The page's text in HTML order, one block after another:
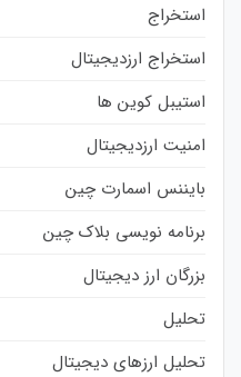
استخراج
استخراج ارزدیجیتال
استیبل کوین ها
امنیت ارزدیجیتال
بایننس اسمارت چین
برنامه نویسی بلاک چین
بزرگان ارز دیجیتال
تحلیل
تحلیل ارزهای دیجیتال